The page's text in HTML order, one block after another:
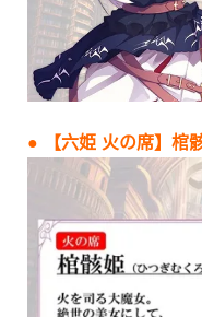
● 【六姫 火の席】棺